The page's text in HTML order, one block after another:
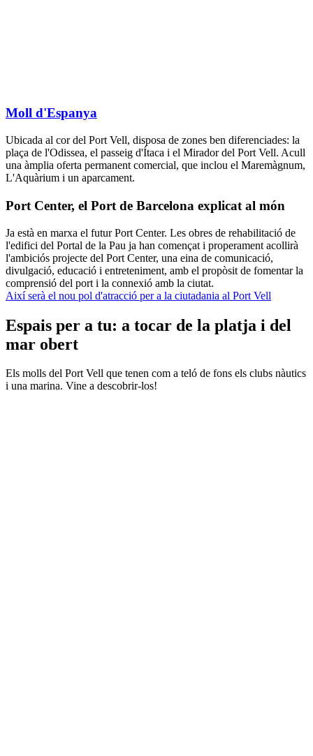
Moll d'Espanya
Ubicada al cor del Port Vell, disposa de zones ben diferenciades: la
plaça de l'Odissea, el passeig d'Ítaca i el Mirador del Port Vell. Acull
una àmplia oferta permanent comercial, que inclou el Maremàgnum,
L'Aquàrium i un aparcament.
Port Center, el Port de Barcelona explicat al món
Ja està en marxa el futur Port Center. Les obres de rehabilitació de
l'edifici del Portal de la Pau ja han començat i properament acollirà
l'ambiciós projecte del Port Center, una eina de comunicació,
divulgació, educació i entreteniment, amb el propòsit de fomentar la
comprensió del port i la connexió amb la ciutat.
Així serà el nou pol d'atracció per a la ciutadania al Port Vell
Espais per a tu: a tocar de la platja i del
mar obert
Els molls del Port Vell que tenen com a teló de fons els clubs nàutics
i una marina. Vine a descobrir-los!